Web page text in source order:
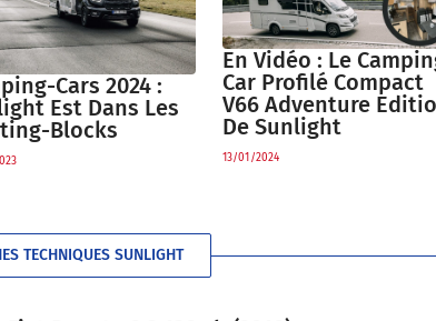
Cars 2024 :
Est Dans Les
Blocks
En Vidéo : Le
Car Profilé Compact
V66 Adventure
De Sunlight
13/01/2024
TECHNIQUES SUNLIGHT